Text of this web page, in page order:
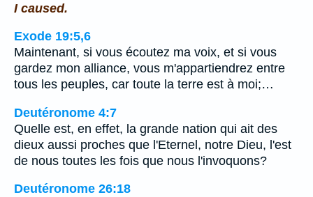
I caused.
Exode 19:5,6
Maintenant, si vous écoutez ma voix, et si vous
gardez mon alliance, vous m'appartiendrez entre
tous les peuples, car toute la terre est à moi;…
Deutéronome 4:7
Quelle est, en effet, la grande nation qui ait des
dieux aussi proches que l'Eternel, notre Dieu, l'est
de nous toutes les fois que nous l'invoquons?
Deutéronome 26:18